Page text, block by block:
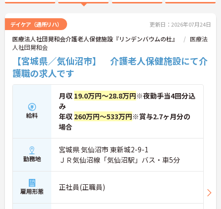
デイケア（通所リハ） 更新日：2026年07月24日
医療法人社団晃和会介護老人保健施設『リンデンバウムの杜』
医療法
人社団晃和会
【宮城県／気仙沼市】 介護老人保健施設にて介
護職の求人です
給料
月収 19.0万円～28.8万円※夜勤手当4回分込
み
年収 260万円～533万円※賞与2.7ヶ月分の
場合
勤務地
宮城県 気仙沼市 東新城2-9-1
ＪＲ気仙沼線「気仙沼駅」バス・車5分
雇用形態 正社員(正職員)